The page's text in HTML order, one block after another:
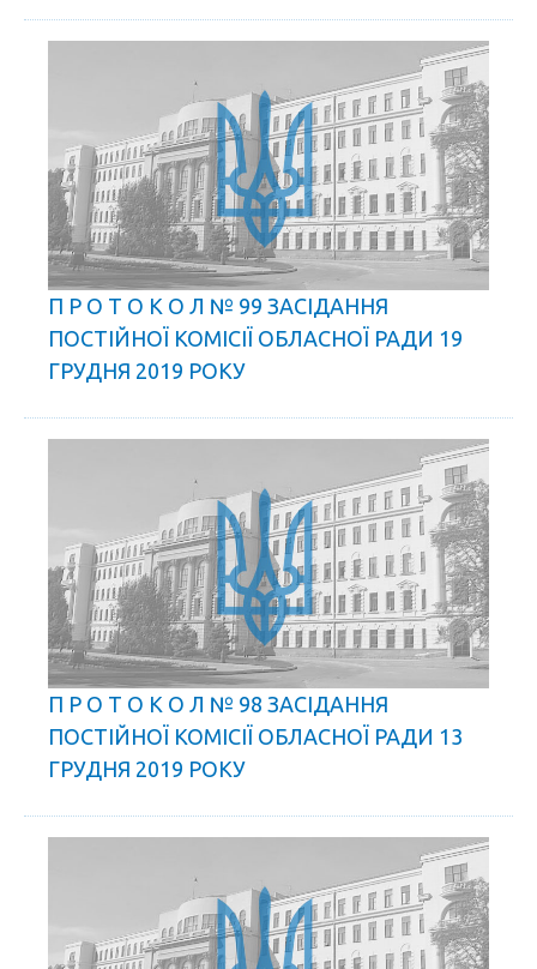
П Р О Т О К О Л № 99 ЗАСІДАННЯ
ПОСТІЙНОЇ КОМІСІЇ ОБЛАСНОЇ РАДИ 19
ГРУДНЯ 2019 РОКУ
П Р О Т О К О Л № 98 ЗАСІДАННЯ
ПОСТІЙНОЇ КОМІСІЇ ОБЛАСНОЇ РАДИ 13
ГРУДНЯ 2019 РОКУ